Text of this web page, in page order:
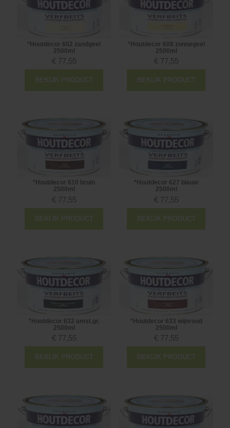
*Houtdecor 602 zandgeel
2500ml
€ 77,55
BEKIJK PRODUCT
*Houtdecor 608 zonnegeel
2500ml
€ 77,55
BEKIJK PRODUCT
*Houtdecor 610 bruin
2500ml
€ 77,55
BEKIJK PRODUCT
*Houtdecor 627 blauw
2500ml
€ 77,55
BEKIJK PRODUCT
*Houtdecor 632 amst.gr.
2500ml
€ 77,55
BEKIJK PRODUCT
*Houtdecor 633 wijnrood
2500ml
€ 77,55
BEKIJK PRODUCT